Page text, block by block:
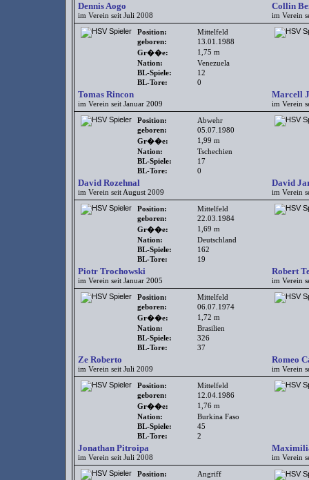
Dennis Aogo
im Verein seit Juli 2008
Collin
im Verein
Position:
Mittelfeld
geboren:
13.01.1988
Gr��e:
1,75 m
Nation:
Venezuela
BL-Spiele:
12
BL-Tore:
0
Tomas Rincon
im Verein seit Januar 2009
Marcell
im Verein
Position:
Abwehr
geboren:
05.07.1980
Gr��e:
1,99 m
Nation:
Tschechien
BL-Spiele:
17
BL-Tore:
0
David Rozehnal
im Verein seit August 2009
David
im Verein
Position:
Mittelfeld
geboren:
22.03.1984
Gr��e:
1,69 m
Nation:
Deutschland
BL-Spiele:
162
BL-Tore:
19
Piotr Trochowski
im Verein seit Januar 2005
Robert
im Verein
Position:
Mittelfeld
geboren:
06.07.1974
Gr��e:
1,72 m
Nation:
Brasilien
BL-Spiele:
326
BL-Tore:
37
Ze Roberto
im Verein seit Juli 2009
Romeo
im Verein
Position:
Mittelfeld
geboren:
12.04.1986
Gr��e:
1,76 m
Nation:
Burkina Faso
BL-Spiele:
45
BL-Tore:
2
Jonathan Pitroipa
im Verein seit Juli 2008 im Verein
Position:
Angriff